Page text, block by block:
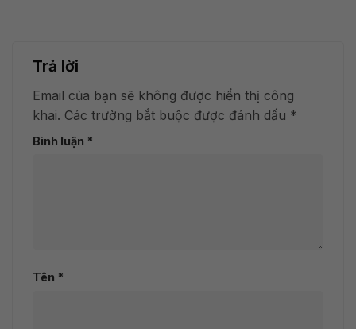
Trả lời
Email của bạn sẽ không được hiển thị công
khai. Các trường bắt buộc được đánh dấu *
Bình luận *
Tên *